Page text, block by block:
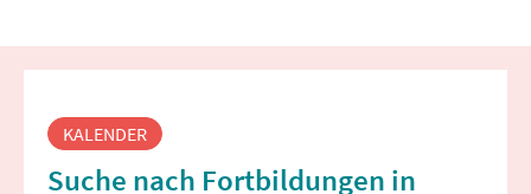
Fortbildungssuche
KALENDER
Suche nach Fortbildungen in